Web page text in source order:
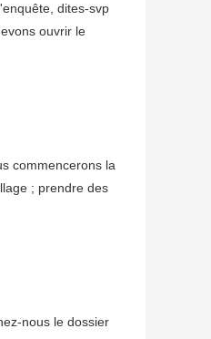
dites-svp
ouvrir le
commencerons la
; prendre des
nous le dossier